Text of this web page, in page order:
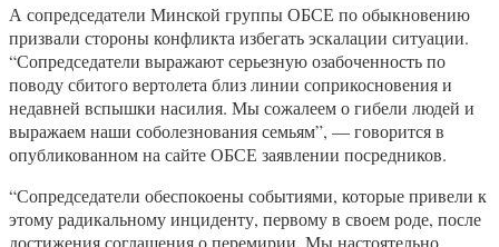
А сопредседатели Минской группы ОБСЕ по обыкновению
призвали стороны конфликта избегать эскалации ситуации.
“Сопредседатели выражают серьезную озабоченность по
поводу сбитого вертолета близ линии соприкосновения и
недавней вспышки насилия. Мы сожалеем о гибели людей и
выражаем наши соболезнования семьям”, — говорится в
опубликованном на сайте ОБСЕ заявлении посредников.
“Сопредседатели обеспокоены событиями, которые привели к
этому радикальному инциденту, первому в своем роде, после
достижения соглашения о перемирии. Мы настоятельно